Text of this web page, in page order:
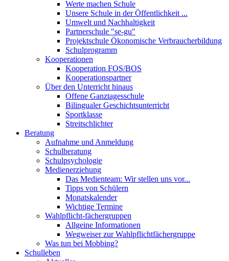
Werte machen Schule
Unsere Schule in der Öffentlichkeit ...
Umwelt und Nachhaltigkeit
Partnerschule "se-gu"
Projektschule Ökonomische Verbraucherbildung
Schulprogramm
Kooperationen
Kooperation FOS/BOS
Kooperationspartner
Über den Unterricht hinaus
Offene Ganztagesschule
Bilingualer Geschichtsunterricht
Sportklasse
Streitschlichter
Beratung
Aufnahme und Anmeldung
Schulberatung
Schulpsychologie
Medienerziehung
Das Medienteam: Wir stellen uns vor...
Tipps von Schülern
Monatskalender
Wichtige Termine
Wahlpflicht-fächergruppen
Allgeine Informationen
Wegweiser zur Wahlpflichtfächergruppe
Was tun bei Mobbing?
Schulleben